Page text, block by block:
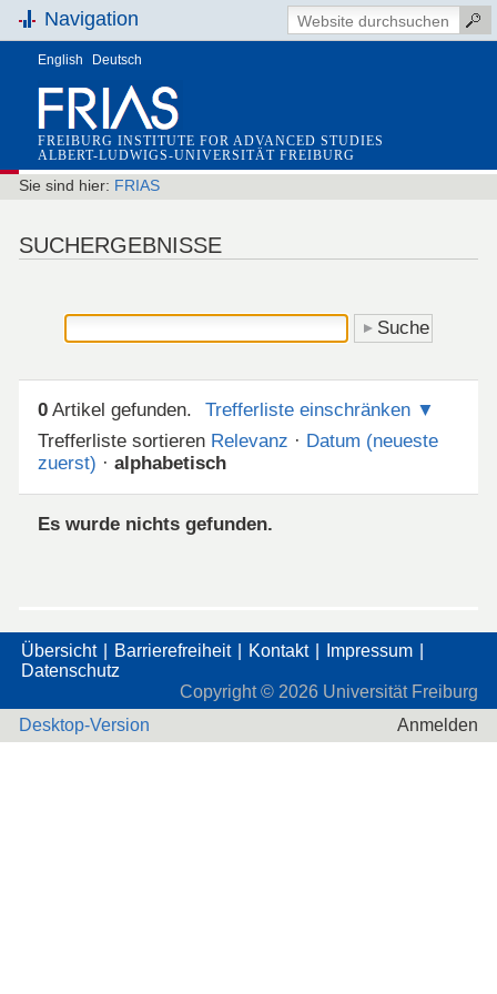
Navigation
English Deutsch
FREIBURG INSTITUTE FOR ADVANCED STUDIES
ALBERT-LUDWIGS-UNIVERSITÄT FREIBURG
Sie sind hier: FRIAS
SUCHERGEBNISSE
0Artikel gefunden.
Trefferliste einschränken
Trefferliste sortieren Relevanz · Datum (neueste
zuerst) · alphabetisch
Es wurde nichts gefunden.
Übersicht Barrierefreiheit Kontakt
Impressum
Datenschutz
Copyright © 2026 Universität Freiburg
Desktop-Version
Anmelden